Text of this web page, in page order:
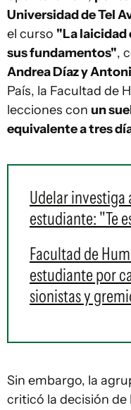
Universidad de Tel
el curso "La laicidad
sus fundamentos",
Andrea Díaz y
País, la Facultad de
lecciones con un
equivalente a tres
Udelar investiga
estudiante: "Te
Facultad de
estudiante por
sionistas y
Sin embargo, la
criticó la decisión